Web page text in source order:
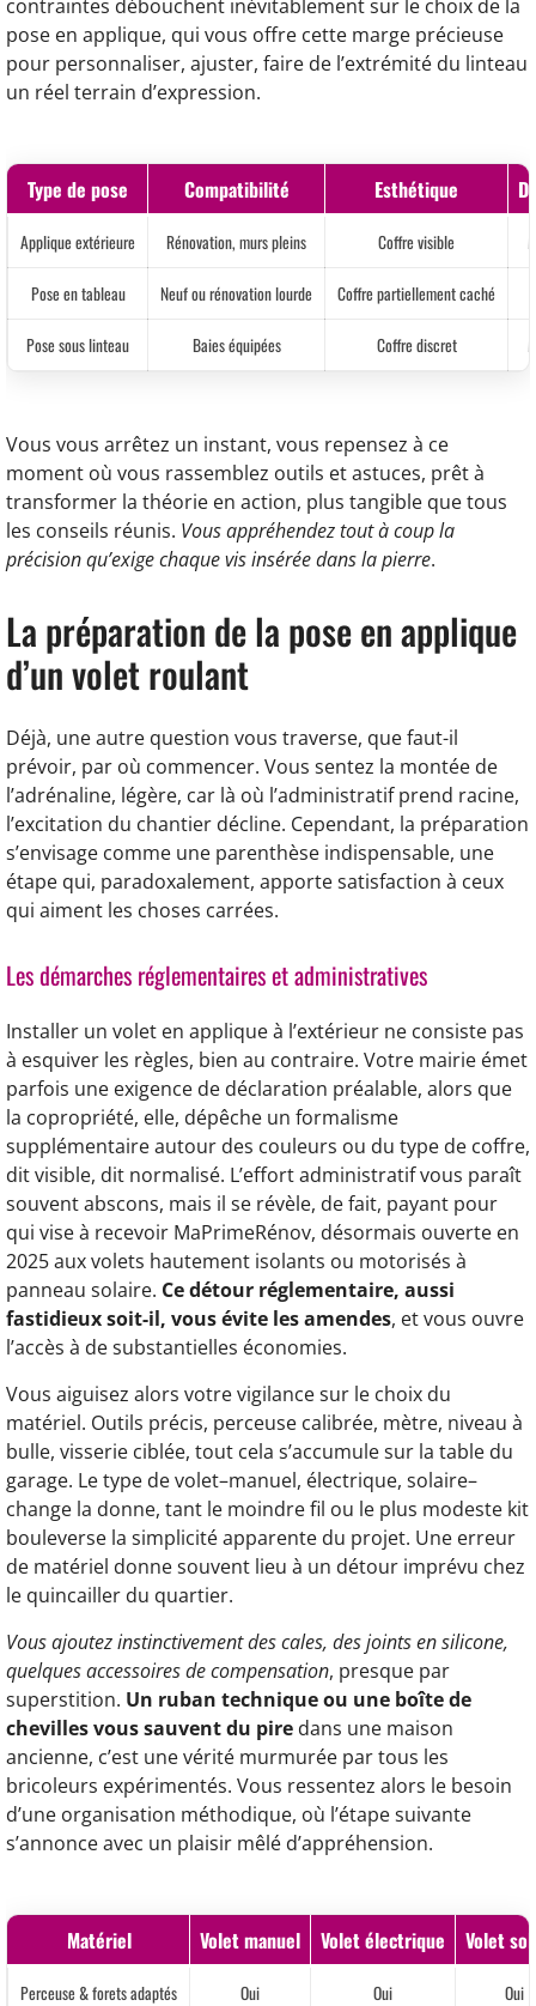
contraintes débouchent inévitablement sur le choix de la
pose en applique, qui vous offre cette marge précieuse
pour personnaliser, ajuster, faire de l’extrémité du linteau
un réel terrain d’expression.
Type de pose Compatibilité Esthétique
Applique extérieure Rénovation, murs pleins Coffre visible
Pose en tableau Neuf ou rénovation lourde Coffre partiellement caché
Pose sous linteau Baies équipées Coffre discret
Vous vous arrêtez un instant, vous repensez à ce
moment où vous rassemblez outils et astuces, prêt à
transformer la théorie en action, plus tangible que tous
les conseils réunis. Vous appréhendez tout à coup la
précision qu’exige chaque vis insérée dans la pierre.
La préparation de la pose en applique
d’un volet roulant
Déjà, une autre question vous traverse, que faut-il
prévoir, par où commencer. Vous sentez la montée de
l’adrénaline, légère, car là où l’administratif prend racine,
l’excitation du chantier décline. Cependant, la préparation
s’envisage comme une parenthèse indispensable, une
étape qui, paradoxalement, apporte satisfaction à ceux
qui aiment les choses carrées.
Les démarches réglementaires et administratives
Installer un volet en applique à l’extérieur ne consiste pas
à esquiver les règles, bien au contraire. Votre mairie émet
parfois une exigence de déclaration préalable, alors que
la copropriété, elle, dépêche un formalisme
supplémentaire autour des couleurs ou du type de coffre,
dit visible, dit normalisé. L’effort administratif vous paraît
souvent abscons, mais il se révèle, de fait, payant pour
qui vise à recevoir MaPrimeRénov, désormais ouverte en
2025 aux volets hautement isolants ou motorisés à
panneau solaire. Ce détour réglementaire, aussi
fastidieux soit-il, vous évite les amendes, et vous ouvre
l’accès à de substantielles économies.
Vous aiguisez alors votre vigilance sur le choix du
matériel. Outils précis, perceuse calibrée, mètre, niveau à
bulle, visserie ciblée, tout cela s’accumule sur la table du
garage. Le type de volet–manuel, électrique, solaire–
change la donne, tant le moindre fil ou le plus modeste kit
bouleverse la simplicité apparente du projet. Une erreur
de matériel donne souvent lieu à un détour imprévu chez
le quincailler du quartier.
Vous ajoutez instinctivement des cales, des joints en silicone,
quelques accessoires de compensation, presque par
superstition. Un ruban technique ou une boîte de
chevilles vous sauvent du pire dans une maison
ancienne, c’est une vérité murmurée par tous les
bricoleurs expérimentés. Vous ressentez alors le besoin
d’une organisation méthodique, où l’étape suivante
s’annonce avec un plaisir mêlé d’appréhension.
Matériel Volet manuel Volet électrique Volet
Perceuse & forets adaptés Oui Oui Oui